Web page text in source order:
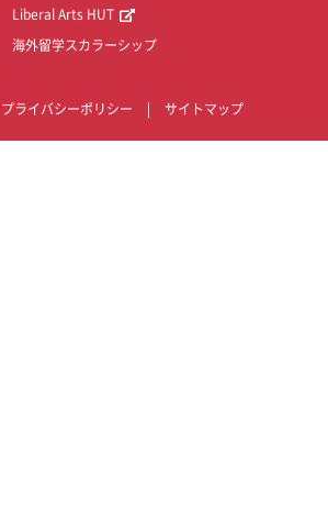
Liberal Arts HUT
海外留学スカラーシップ
プライバシーポリシー サイトマップ